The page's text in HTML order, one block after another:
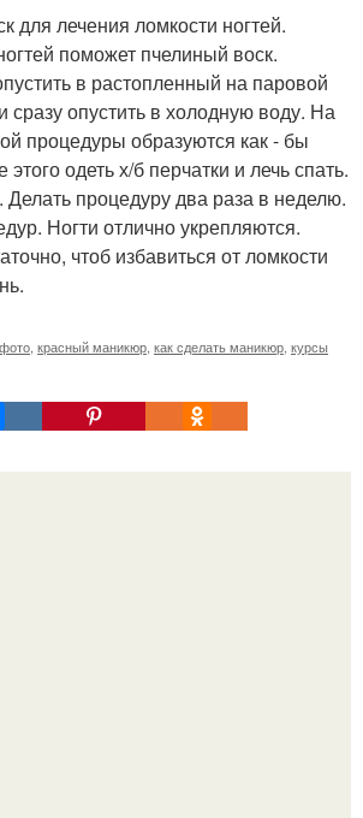
для лечения ломкости ногтей.
поможет пчелиный воск.
в растопленный на паровой
сразу опустить в холодную воду. На
процедуры образуются как - бы
одеть х/б перчатки и лечь спать.
процедуру два раза в неделю.
Ногти отлично укрепляются.
чтоб избавиться от ломкости
красный маникюр как сделать маникюр курсы